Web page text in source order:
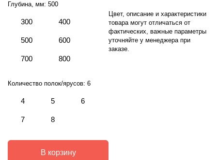
Глубина, мм: 500
300 400
500 600
700 800
Количество полок/ярусов: 6
4 5 6
7 8
В корзину
Цвет, описание и характеристики
товара могут отличаться от
фактических, важные параметры
уточняйте у менеджера при
заказе.